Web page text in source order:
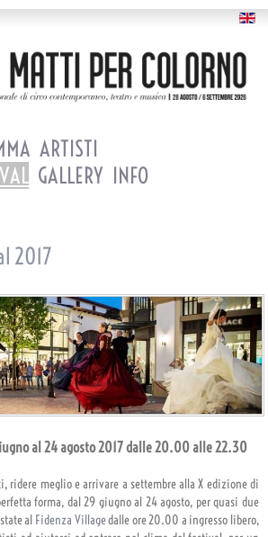
ARTISTI
GALLERY INFO
2017
al 24 agosto 2017 dalle 20.00 alle 22.30
ridere meglio e arrivare a settembre alla X edizione di
forma, dal 29 giugno al 24 agosto, per quasi due
al Fidenza Villagedalle ore 20.00 a ingresso libero,